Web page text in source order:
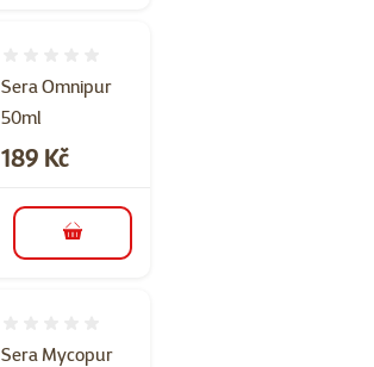
Sera Omnipur
50ml
Cena
189 Kč
do košíku
Sera Mycopur